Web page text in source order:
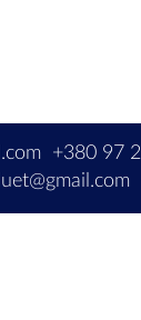
+380 97